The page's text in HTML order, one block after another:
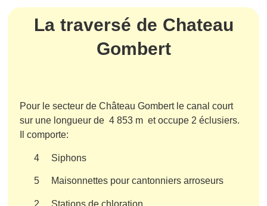
La traversé de Chateau
Gombert
Pour le secteur de Château Gombert le canal court
sur une longueur de 4 853 m et occupe 2 éclusiers.
Il comporte:
4 Siphons
5 Maisonnettes pour cantonniers arroseurs
2 Stations de chloration